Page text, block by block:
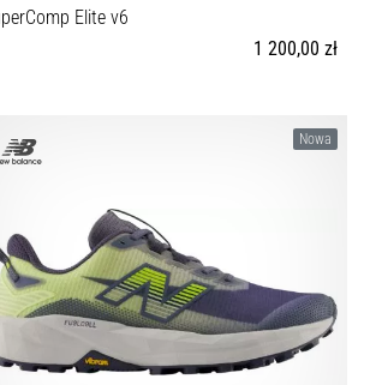
Elite v6
1 200,00 zł
40 40½ 41½ 42 42½ 43 44 44½ 45 45½ 47Nowa